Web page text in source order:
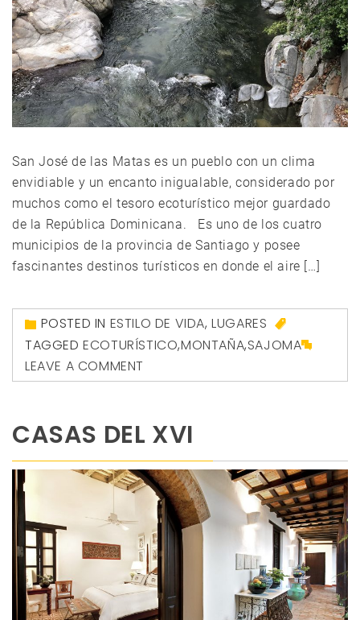
San José de las Matas es un pueblo con un clima
envidiable y un encanto inigualable, considerado por
muchos como el tesoro ecoturístico mejor guardado
de la República Dominicana. Es uno de los cuatro
municipios de la provincia de Santiago y posee
fascinantes destinos turísticos en donde el aire […]
POSTED IN ESTILO DE VIDA,LUGARES
TAGGEDECOTURÍSTICO,MONTAÑA,SAJOMA
LEAVE A COMMENT
CASAS DEL XVI